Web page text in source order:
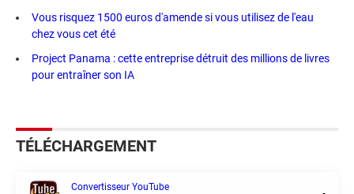
Vous risquez 1500 euros d'amende si vous utilisez de l'eau
chez vous cet été
Project Panama : cette entreprise détruit des millions de livres
pour entraîner son IA
TÉLÉCHARGEMENT
Convertisseur YouTube